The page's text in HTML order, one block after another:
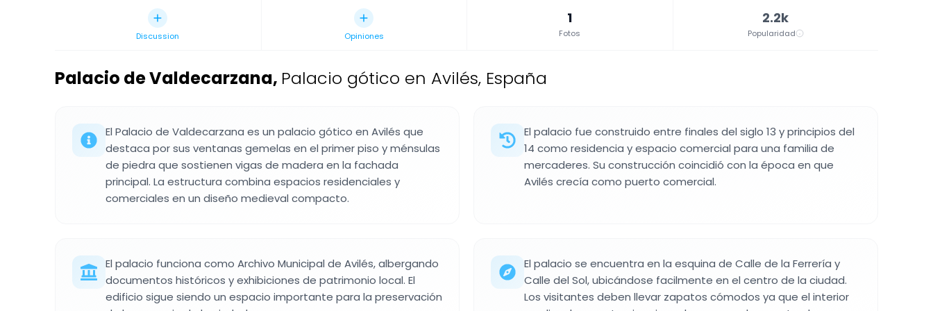
Discussion Opiniones
1
Fotos
2.2k
Popularidad
Palacio de Valdecarzana, Palacio gótico en Avilés, España
El Palacio de Valdecarzana es un palacio gótico en Avilés que
destaca por sus ventanas gemelas en el primer piso y ménsulas
de piedra que sostienen vigas de madera en la fachada
principal. La estructura combina espacios residenciales y
comerciales en un diseño medieval compacto.
El palacio fue construido entre finales del siglo 13 y principios del
14 como residencia y espacio comercial para una familia de
mercaderes. Su construcción coincidió con la época en que
Avilés crecía como puerto comercial.
El palacio funciona como Archivo Municipal de Avilés, albergando
documentos históricos y exhibiciones de patrimonio local. El
edificio sigue siendo un espacio importante para la preservación
El palacio se encuentra en la esquina de Calle de la Ferrería y
Calle del Sol, ubicándose facilmente en el centro de la ciudad.
Los visitantes deben llevar zapatos cómodos ya que el interior